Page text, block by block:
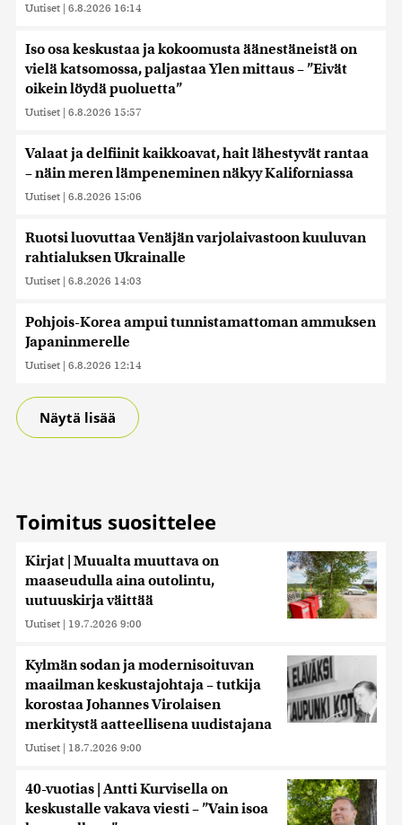
Uutiset | 6.8.2026 16:14
Iso osa keskustaa ja kokoomusta äänestäneistä on
vielä katsomossa, paljastaa Ylen mittaus – ”Eivät
oikein löydä puoluetta”
Uutiset | 6.8.2026 15:57
Valaat ja delfiinit kaikkoavat, hait lähestyvät rantaa
– näin meren lämpeneminen näkyy Kaliforniassa
Uutiset | 6.8.2026 15:06
Ruotsi luovuttaa Venäjän varjolaivastoon kuuluvan
rahtialuksen Ukrainalle
Uutiset | 6.8.2026 14:03
Pohjois-Korea ampui tunnistamattoman ammuksen
Japaninmerelle
Uutiset | 6.8.2026 12:14
Näytä lisää
Toimitus suosittelee
Kirjat | Muualta muuttava on
maaseudulla aina outolintu,
uutuuskirja väittää
Uutiset | 19.7.2026 9:00
Kylmän sodan ja modernisoituvan
maailman keskustajohtaja – tutkija
korostaa Johannes Virolaisen
merkitystä aatteellisena uudistajana
Uutiset | 18.7.2026 9:00
40-vuotias | Antti Kurvisella on
keskustalle vakava viesti – ”Vain isoa